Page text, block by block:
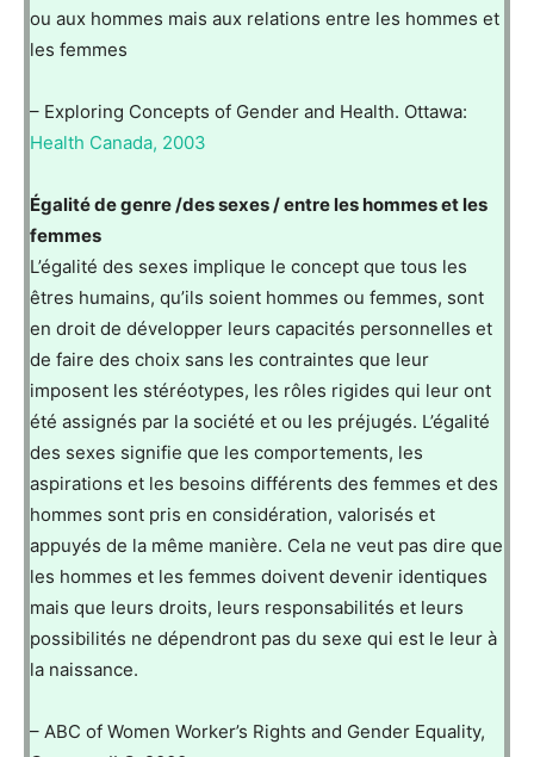
ou aux hommes mais aux relations entre les hommes et
les femmes
– Exploring Concepts of Gender and Health. Ottawa:
Health Canada, 2003
Égalité de genre /des sexes / entre les hommes et les
femmes
L’égalité des sexes implique le concept que tous les
êtres humains, qu’ils soient hommes ou femmes, sont
en droit de développer leurs capacités personnelles et
de faire des choix sans les contraintes que leur
imposent les stéréotypes, les rôles rigides qui leur ont
été assignés par la société et ou les préjugés. L’égalité
des sexes signifie que les comportements, les
aspirations et les besoins différents des femmes et des
hommes sont pris en considération, valorisés et
appuyés de la même manière. Cela ne veut pas dire que
les hommes et les femmes doivent devenir identiques
mais que leurs droits, leurs responsabilités et leurs
possibilités ne dépendront pas du sexe qui est le leur à
la naissance.
– ABC of Women Worker’s Rights and Gender Equality,